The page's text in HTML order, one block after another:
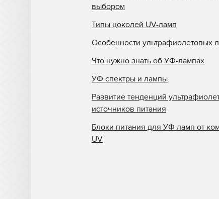
выбором
Типы цоколей UV-ламп
Особенности ультрафиолетовых
Что нужно знать об УФ-лампах
УФ спектры и лампы
Развитие тенденций
источников питания
Блоки питания для УФ ламп от
UV